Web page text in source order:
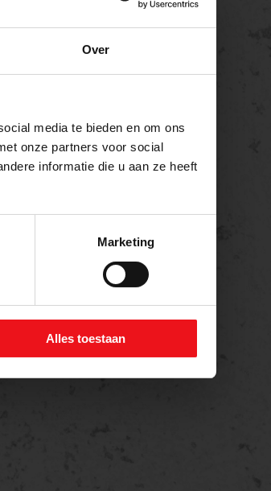
Over
media te bieden en om ons
onze partners voor social
informatie die u aan ze heeft
Marketing
Alles toestaan